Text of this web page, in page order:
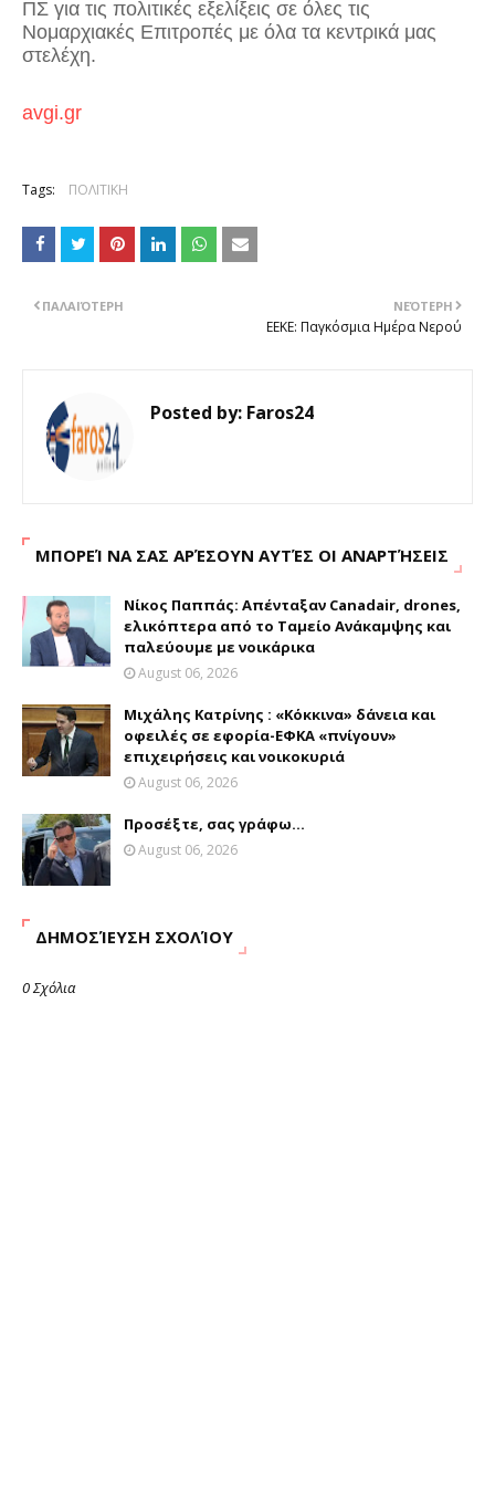
ΠΣ για τις πολιτικές εξελίξεις σε όλες τις
Νομαρχιακές Επιτροπές με όλα τα κεντρικά μας
στελέχη.
avgi.gr
Tags: ΠΟΛΙΤΙΚΗ
ΝΕΌΤΕΡΗ
ΕΕΚΕ: Παγκόσμια Ημέρα Νερού
ΠΑΛΑΙΌΤΕΡΗ
Posted by: Faros24
ΜΠΟΡΕΊ ΝΑ ΣΑΣ ΑΡΈΣΟΥΝ ΑΥΤΈΣ ΟΙ ΑΝΑΡΤΉΣΕΙΣ
Νίκος Παππάς: Απένταξαν Canadair, drones,
ελικόπτερα από το Ταμείο Ανάκαμψης και
παλεύουμε με νοικάρικα
August 06, 2026
Μιχάλης Κατρίνης : «Κόκκινα» δάνεια και
οφειλές σε εφορία-ΕΦΚΑ «πνίγουν»
επιχειρήσεις και νοικοκυριά
August 06, 2026
Προσέξτε, σας γράφω...
August 06, 2026
ΔΗΜΟΣΊΕΥΣΗ ΣΧΟΛΊΟΥ
0 Σχόλια